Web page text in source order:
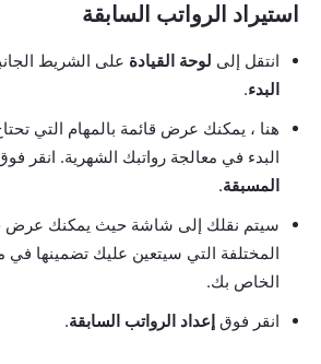
استيراد الرواتب السابقة
انتقل إلى لوحة القيادة على الشريط
البدء.
هنا ، يمكنك عرض قائمة بالمهام التي
البدء في معالجة رواتبك الشهرية. انقر
المسبقة.
سيتم نقلك إلى شاشة حيث يمكنك عرض
المختلفة التي سيتعين عليك تضمينها في
الخاص بك.
انقر فوق إعداد الرواتب السابقة.